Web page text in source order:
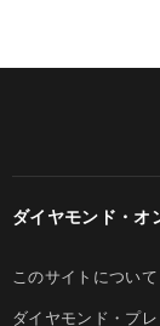
ダイヤモンド・オ
このサイトについて
ダイヤモンド・プ